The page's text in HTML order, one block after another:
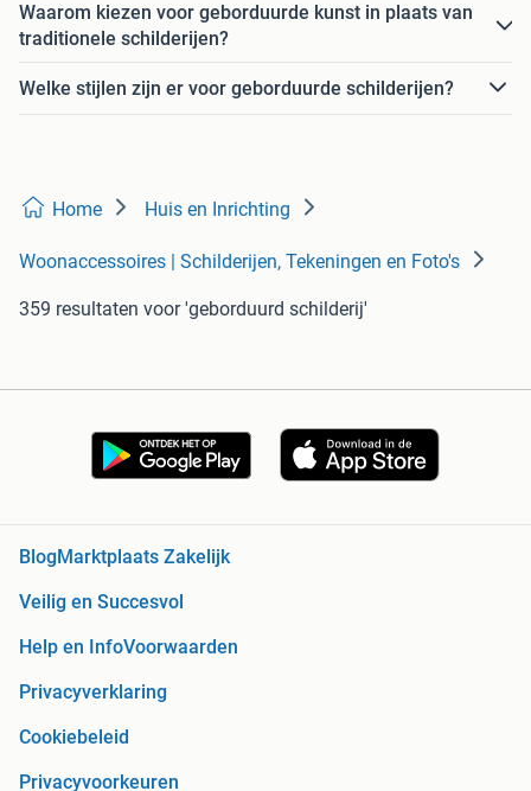
Waarom kiezen voor geborduurde kunst in plaats van
traditionele schilderijen?
Welke stijlen zijn er voor geborduurde schilderijen?
Home Huis en Inrichting
Woonaccessoires | Schilderijen, Tekeningen en Foto's
359 resultaten voor 'geborduurd schilderij'
BlogMarktplaats Zakelijk
Veilig en Succesvol
Help en InfoVoorwaarden
Privacyverklaring
Cookiebeleid
Privacyvoorkeuren